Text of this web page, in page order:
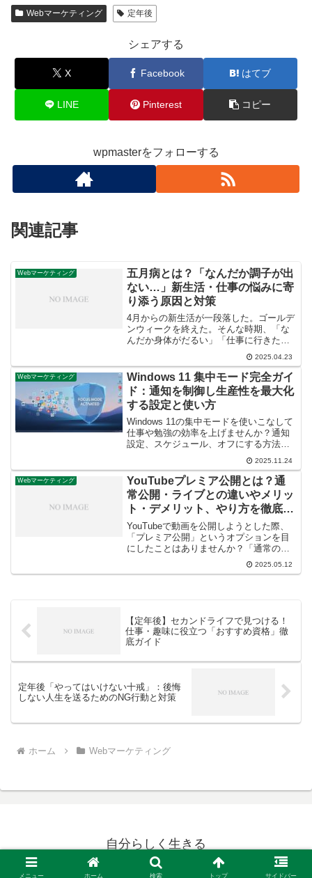
Webマーケティング 定年後
シェアする
X Facebook はてブ
LINE Pinterest コピー
wpmasterをフォローする
関連記事
Webマーケティング
五月病とは？「なんだか調子が出
ない…」新生活・仕事の悩みに寄
り添う原因と対策
4月からの新生活が一段落した。ゴールデ
ンウィークを終えた。そんな時期、「な
んだか身体がだるい」「仕事に行きたく
ない」「気分が晴れない…」と感じてい
ませんか？ それはもしかしたら、世間で
よく言われる「五月病」かもしれませ
ん。五月病は、正式な病...
2025.04.23
Webマーケティング
Windows 11 集中モード完全ガイ
ド：通知を制御し生産性を最大化
する設定と使い方
Windows 11の集中モードを使いこなして
仕事や勉強の効率を上げませんか？通知
設定、スケジュール、オフにする方法を
PC初心者向けに2025年最新情報で徹底解
2025.11.24
Webマーケティング
YouTubeプレミア公開とは？通
常公開・ライブとの違いやメリッ
ト・デメリット、やり方を徹底解
説！
YouTubeで動画を公開しようとした際、
「プレミア公開」というオプションを目
にしたことはありませんか？「通常の公
開と何が違うの？」「ライブ配信とは違
うの？」と疑問に思っている方も多いで
2025.05.12
【定年後】セカンドライフで見つける！
仕事・趣味に役立つ「おすすめ資格」徹
底ガイド
定年後「やってはいけない十戒」：後悔
しない人生を送るためのNG行動と対策
ホーム Webマーケティング
自分らしく生きる
© 2017 自分らしく生きる.
メニュー ホーム 検索 トップ サイドバー